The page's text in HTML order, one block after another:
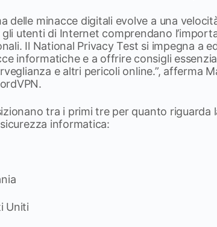
delle minacce digitali evolve a una
utenti di Internet comprendano
Il National Privacy Test si impegna a
informatiche e a offrire consigli
e altri pericoli online.”, afferma
tra i primi tre per quanto riguarda
informatica:
Uniti